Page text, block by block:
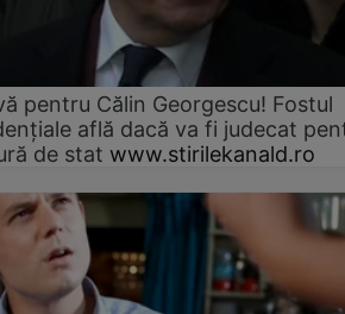
pentru Călin Georgescu! Fostul
află dacă va fi judecat
de stat www.stirilekanald.ro